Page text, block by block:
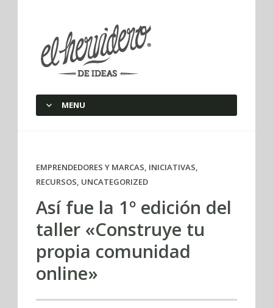
elherviderodeideas
MENU
EMPRENDEDORES Y MARCAS, INICIATIVAS,
RECURSOS, UNCATEGORIZED
Así fue la 1º edición del
taller «Construye tu
propia comunidad
online»